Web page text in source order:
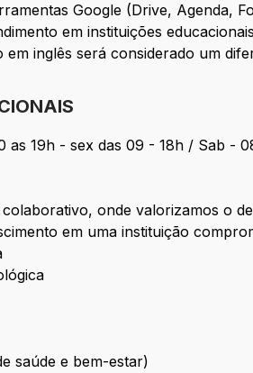
Google (Drive, Agenda,
em instituições
em inglês será considerado um
as 19h - sex das 09 - 18h / Sab -
onde valorizamos o
em uma instituição
saúde e bem-estar)